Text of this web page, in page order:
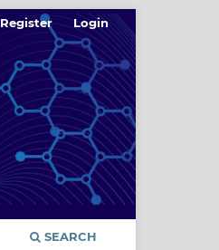
SEARCH
Register Login